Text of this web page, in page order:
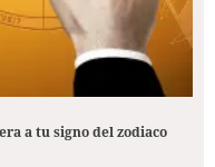
a tu signo del zodiaco